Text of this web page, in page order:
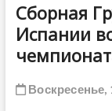
Сборная
Испании
Воскресенье,